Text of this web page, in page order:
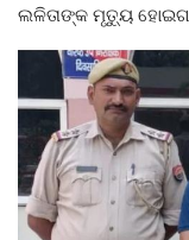
ଲଳିତାଙ୍କ ମୃତ୍ୟୁ